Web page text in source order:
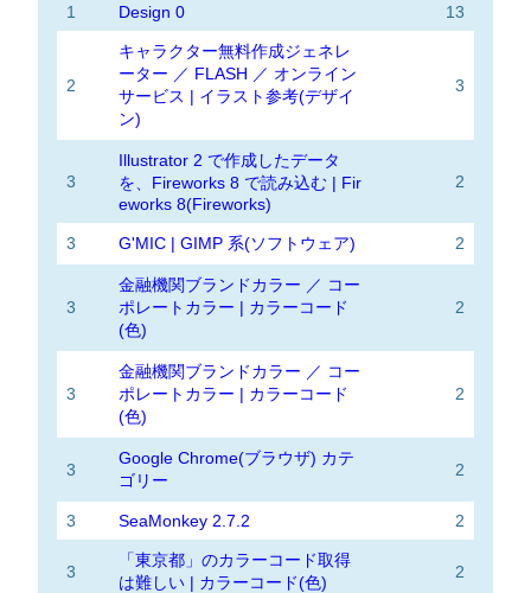
1 Design 0 13
2
キャラクター無料作成ジェネレ
ーター ／ FLASH ／ オンライン
サービス | イラスト参考(デザイ
ン)
3
3
Illustrator 2 で作成したデータ
を、Fireworks 8 で読み込む | Fir
eworks 8(Fireworks)
2
3 G'MIC | GIMP 系(ソフトウェア) 2
3
金融機関ブランドカラー ／ コー
ポレートカラー | カラーコード
(色)
2
3
金融機関ブランドカラー ／ コー
ポレートカラー | カラーコード
(色)
2
3
Google Chrome(ブラウザ) カテ
ゴリー
2
3 SeaMonkey 2.7.2 2
3
「東京都」のカラーコード取得
は難しい | カラーコード(色)
2